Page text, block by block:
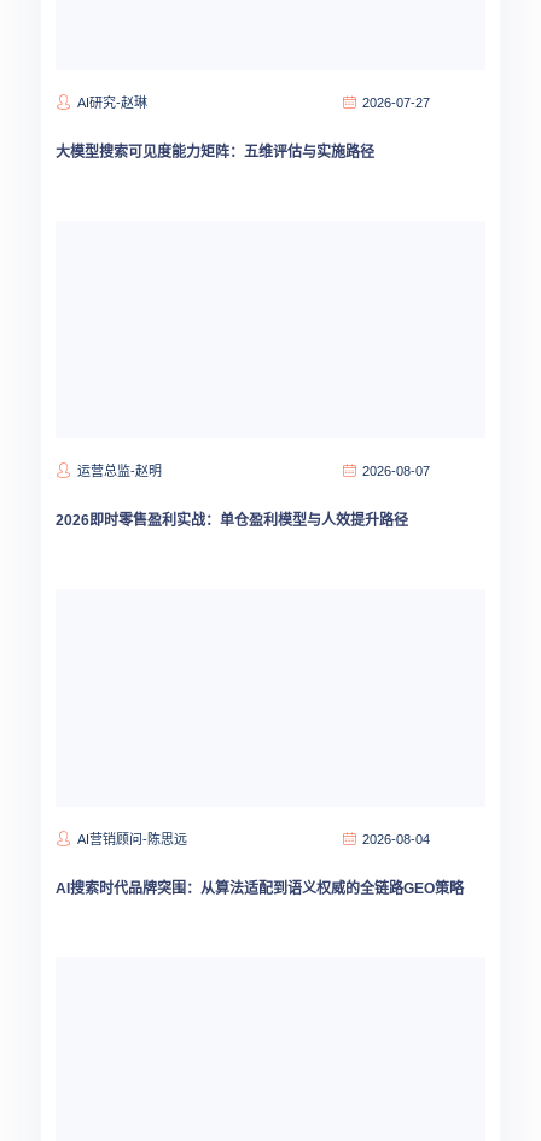
AI研究-赵琳 2026-07-27
大模型搜索可见度能力矩阵：五维评估与实施路径
运营总监-赵明 2026-08-07
2026即时零售盈利实战：单仓盈利模型与人效提升路径
AI营销顾问-陈思远 2026-08-04
AI搜索时代品牌突围：从算法适配到语义权威的全链路GEO策略